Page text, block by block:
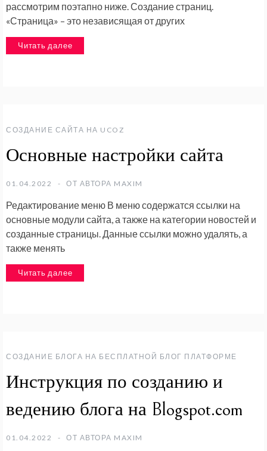
рассмотрим поэтапно ниже. Создание страниц.
«Страница» – это независящая от других
Читать далее
СОЗДАНИЕ САЙТА НА UCOZ
Основные настройки сайта
01.04.2022 ОТ АВТОРА MAXIM
Редактирование меню В меню содержатся ссылки на
основные модули сайта, а также на категории новостей и
созданные страницы. Данные ссылки можно удалять, а
также менять
Читать далее
СОЗДАНИЕ БЛОГА НА БЕСПЛАТНОЙ БЛОГ ПЛАТФОРМЕ
Инструкция по созданию и
ведению блога на Blogspot.com
01.04.2022 ОТ АВТОРА MAXIM